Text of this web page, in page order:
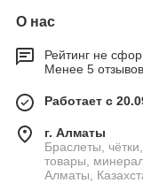
О нас
Рейтинг не
Менее 5
Работает с
г. Алматы
Браслеты,
товары,
Алматы,